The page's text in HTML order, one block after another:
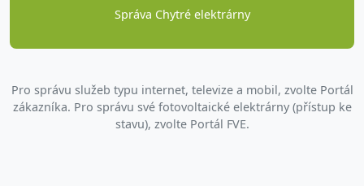
Správa Chytré elektrárny
Pro správu služeb typu internet, televize a mobil, zvolte Portál
zákazníka. Pro správu své fotovoltaické elektrárny (přístup ke
stavu), zvolte Portál FVE.